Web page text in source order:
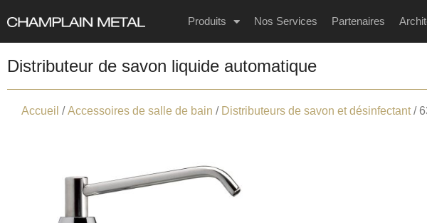
Produits Nos Services Partenaires
Distributeur de savon liquide automatique
Accueil /Accessoires de salle de bain / Distributeurs de savon et désinfectant/